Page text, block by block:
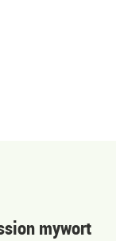
mywort